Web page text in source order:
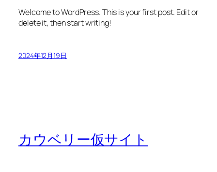
Welcome to WordPress. This is your first post. Edit or
delete it, then start writing!
2024年12月19日
カウベリー仮サイト